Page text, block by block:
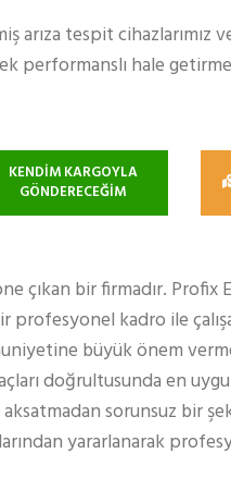
arıza tespit cihazlarımız
performanslı hale
KENDİM KARGOYLA
GÖNDERECEĞİM
çıkan bir firmadır. Profix
profesyonel kadro ile
büyük önem
doğrultusunda en
sorunsuz bir
yararlanarak